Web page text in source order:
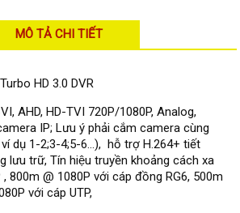
MÔ TẢ CHI TIẾT
HD 3.0 DVR
AHD, HD-TVI 720P/1080P, Analog,
IP; Lưu ý phải cắm camera cùng
dụ 1-2;3-4;5-6...), hỗ trợ H.264+ tiết
lưu trữ, Tín hiệu truyền khoảng cách xa
800m @ 1080P với cáp đồng RG6, 500m
với cáp UTP,